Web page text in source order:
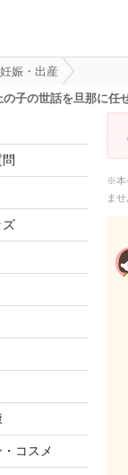
妊娠・出産
子の世話を旦那に任
ズ
コスメ
※本
ま